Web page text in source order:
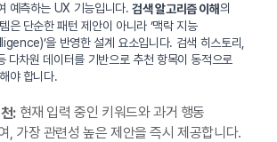
예측하는 UX 기능입니다.검색 알고리즘 이해의
은 단순한 패턴 제안이 아니라 ‘맥락 지능
을 반영한 설계 요소입니다. 검색 히스토리,
다차원 데이터를 기반으로 추천 항목이 동적으로
야 합니다.
:현재 입력 중인 키워드와 과거 행동
, 가장 관련성 높은 제안을 즉시 제공합니다.